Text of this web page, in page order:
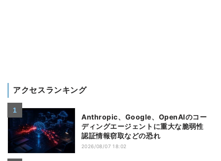
アクセスランキング
Anthropic、Google、OpenAIのコー
ディングエージェントに重大な脆弱性
認証情報窃取などの恐れ
2026/08/07 18:02